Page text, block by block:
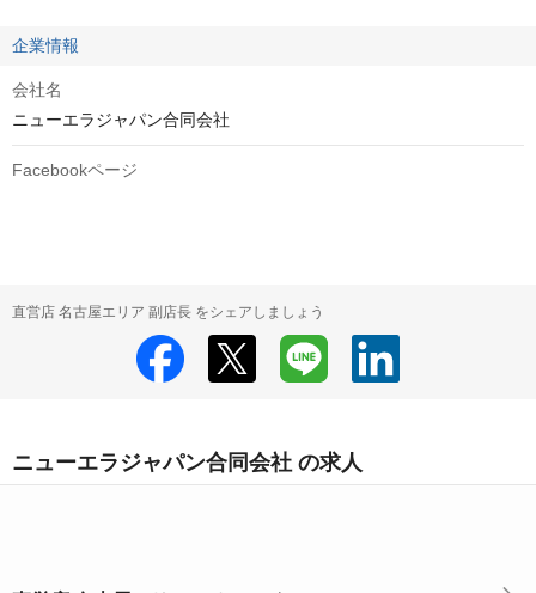
企業情報
会社名
ニューエラジャパン合同会社
Facebookページ
直営店 名古屋エリア 副店長 をシェアしましょう
ニューエラジャパン合同会社 の求人